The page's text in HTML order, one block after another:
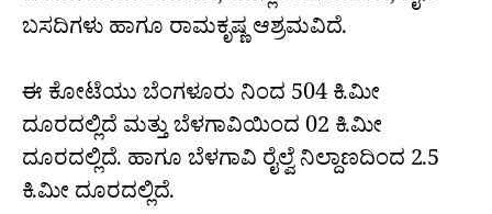
ಬಸದಿಗಳು ಹಾಗೂ ರಾಮಕೃಷ್ಣ ಆಶ್ರಮವಿದೆ.
ಈ ಕೋಟೆಯು ಬೆಂಗಳೂರು ನಿಂದ 504 ಕಿ.ಮೀ
ದೂರದಲ್ಲಿದೆ ಮತ್ತು ಬೆಳಗಾವಿಯಿಂದ 02 ಕಿ.ಮೀ
ದೂರದಲ್ಲಿದೆ. ಹಾಗೂ ಬೆಳಗಾವಿ ರೈಲ್ವೆ ನಿಲ್ದಾಣದಿಂದ 2.5
ಕಿ.ಮೀ ದೂರದಲ್ಲಿದೆ.